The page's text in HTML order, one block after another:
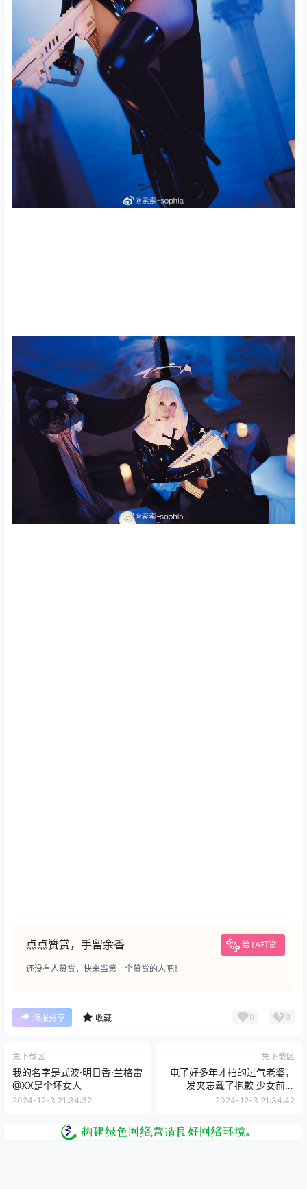
点点赞赏，手留余香 给TA打赏
还没有人赞赏，快来当第一个赞赏的人吧！
海报分享 收藏 0 0
免下载区
我的名字是式波·明日香·兰格雷
@XX是个坏女人
2024-12-3 21:34:32
免下载区
屯了好多年才拍的过气老婆，
发夹忘戴了抱歉 少女前线
K2@小木曾AYA
2024-12-3 21:34:42